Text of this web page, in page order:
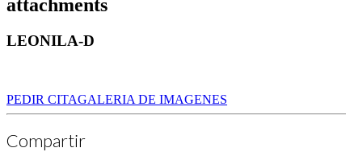
attachments
LEONILA-D
PEDIR CITAGALERIA DE IMAGENES
Compartir